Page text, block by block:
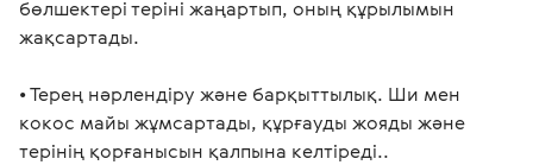
бөлшектері теріні жаңартып, оның құрылымын
жақсартады.
• Терең нәрлендіру және барқыттылық. Ши мен
кокос майы жұмсартады, құрғауды жояды және
терінің қорғанысын қалпына келтіреді..